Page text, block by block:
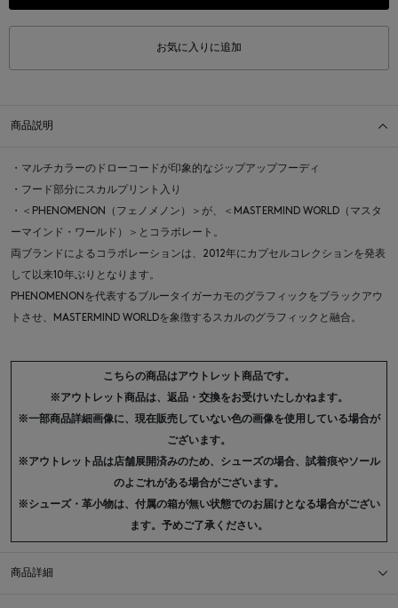
お気に入りに追加
商品説明
・マルチカラーのドローコードが印象的なジップアップフーディ
・フード部分にスカルプリント入り
・＜PHENOMENON（フェノメノン）＞が、＜MASTERMIND WORLD（マスタ
ーマインド・ワールド）＞とコラボレート。
両ブランドによるコラボレーションは、2012年にカプセルコレクションを発表
して以来10年ぶりとなります。
PHENOMENONを代表するブルータイガーカモのグラフィックをブラックアウ
トさせ、MASTERMIND WORLDを象徴するスカルのグラフィックと融合。
こちらの商品はアウトレット商品です。
※アウトレット商品は、返品・交換をお受けいたしかねます。
※一部商品詳細画像に、現在販売していない色の画像を使用している場合が
ございます。
※アウトレット品は店舗展開済みのため、シューズの場合、試着痕やソール
のよごれがある場合がございます。
※シューズ・革小物は、付属の箱が無い状態でのお届けとなる場合がござい
ます。予めご了承ください。
商品詳細